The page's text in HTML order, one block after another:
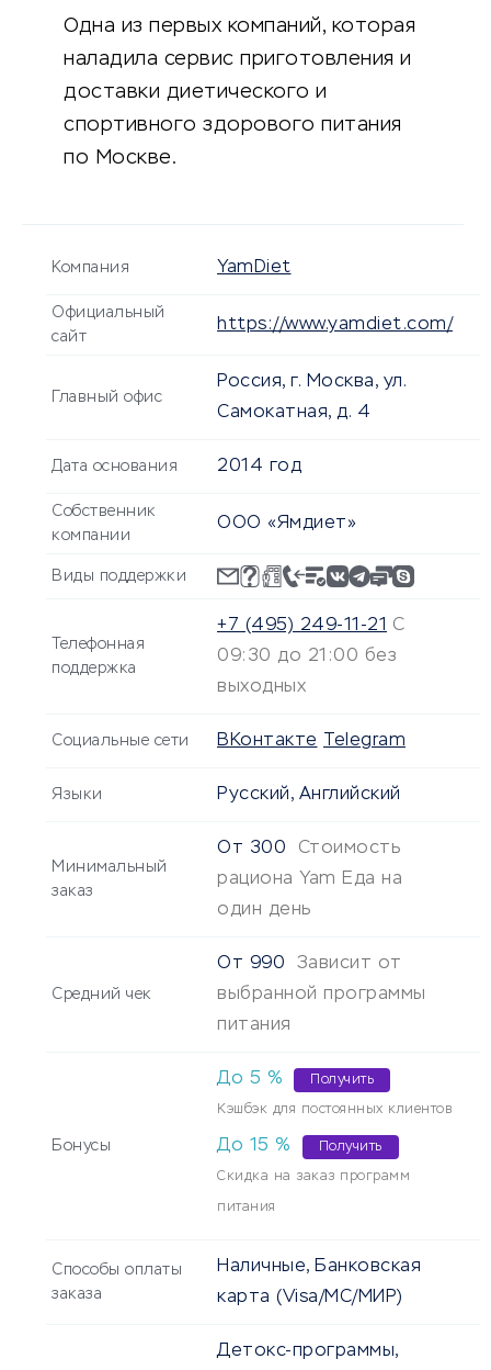
Одна из первых компаний, которая
наладила сервис приготовления и
доставки диетического и
спортивного здорового питания
по Москве.
Компания YamDiet
Официальный
сайт
https://www.yamdiet.com/
Главный офис
Россия, г. Москва, ул.
Самокатная, д. 4
Дата основания 2014 год
Собственник
компании
ООО «Ямдиет»
Виды поддержки
Телефонная
поддержка
+7 (495) 249-11-21 С
09:30 до 21:00 без
выходных
Социальные сети ВКонтакте Telegram
Языки Русский, Английский
Минимальный
заказ
От 300
Стоимость
рациона Yam Еда на
один день
Средний чек
От 990
Зависит от
выбранной программы
питания
Бонусы
До 5 % Получить
Кэшбэк для постоянных клиентов
До 15 % Получить
Скидка на заказ программ
питания
Способы оплаты
заказа
Наличные, Банковская
карта (Visa/MC/МИР)
Детокс-программы,